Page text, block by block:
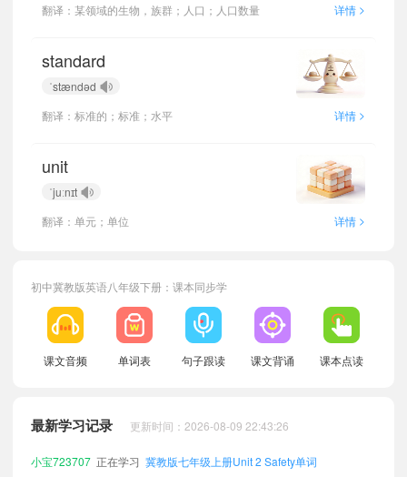
翻译：某领域的生物，族群；人口；人口数量
详情 >
standard
ˈstændəd
翻译：标准的；标准；水平
详情 >
unit
ˈjuːnɪt
翻译：单元；单位
详情 >
初中冀教版英语八年级下册：课本同步学
课文音频 单词表 句子跟读 课文背诵 课本点读
最新学习记录 更新时间：2026-08-09 22:43:26
小宝865840 正在学习 冀教版八年级上册Unit 6 I love literature!单词
小宝656246
正在学习
冀教版九年级全一册Unit 2 Safety单词
小宝125210
正在学习 冀教版八年级上册Unit 8 Natural disasters单词
小宝723707 正在学习 冀教版七年级上册Unit 2 Safety单词
小宝983112 正在学习 冀教版九年级全一册Unit 3 Amazing sports单词